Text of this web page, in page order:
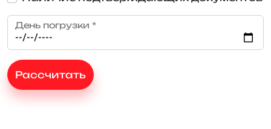
День погрузки *
Рассчитать